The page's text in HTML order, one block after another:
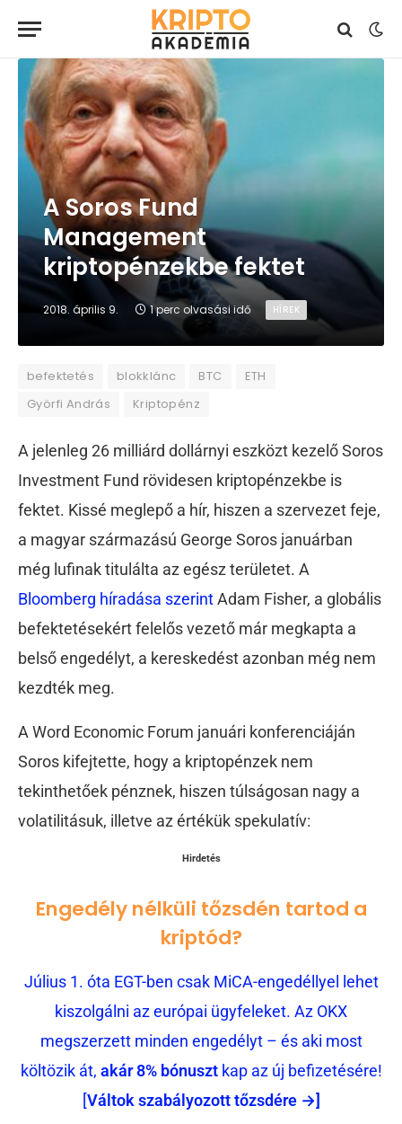
A Soros Fund
Management
kriptopénzekbe fektet
2018. április 9. 1 perc olvasási idő HÍREK
befektetés blokklánc BTC
ETH
Györfi András
Kriptopénz
A jelenleg 26 milliárd dollárnyi eszközt kezelő Soros
Investment Fund rövidesen kriptopénzekbe is
fektet. Kissé meglepő a hír, hiszen a szervezet feje,
a magyar származású George Soros januárban
még lufinak titulálta az egész területet. A
Bloomberg híradása szerintAdam Fisher, a globális
befektetésekért felelős vezető már megkapta a
belső engedélyt, a kereskedést azonban még nem
kezdték meg.
A Word Economic Forum januári konferenciáján
Soros kifejtette, hogy a kriptopénzek nem
tekinthetőek pénznek, hiszen túlságosan nagy a
volatilitásuk, illetve az értékük spekulatív:
Hirdetés
Engedély nélküli tőzsdén tartod a
kriptód?
Július 1. óta EGT-ben csak MiCA-engedéllyel lehet
kiszolgálni az európai ügyfeleket. Az OKX
megszerzett minden engedélyt – és aki most
költözik át, akár 8% bónusztkap az új befizetésére!
[Váltok szabályozott tőzsdére →]